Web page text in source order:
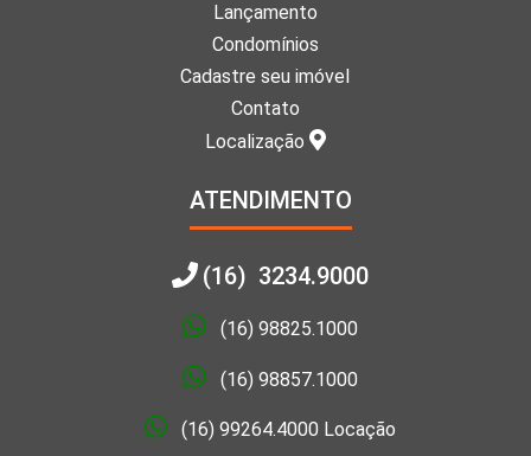
Lançamento
Condomínios
Cadastre seu imóvel
Contato
Localização
ATENDIMENTO
(16) 3234.9000
(16) 98825.1000
(16) 98857.1000
(16) 99264.4000 Locação